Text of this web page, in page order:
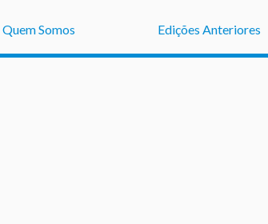
Quem Somos Edições Anteriores